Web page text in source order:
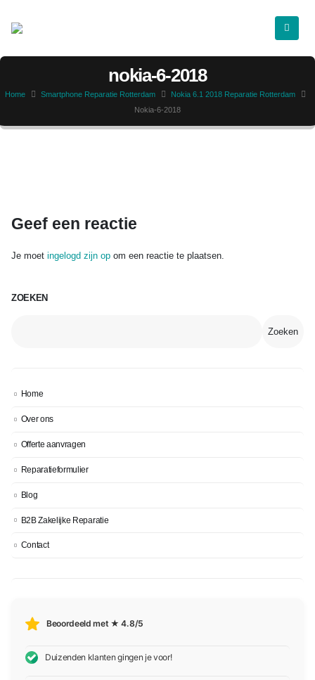
nokia-6-2018
Home Smartphone Reparatie Rotterdam
Nokia 6.1 2018 Reparatie Rotterdam
Nokia-6-2018
Geef een reactie
Je moet ingelogd zijn op om een reactie te plaatsen.
ZOEKEN
Zoeken
Home
Over ons
Offerte aanvragen
Reparatieformulier
Blog
B2B Zakelijke Reparatie
Contact
Beoordeeld met ★ 4.8/5
Duizenden klanten gingen je voor!